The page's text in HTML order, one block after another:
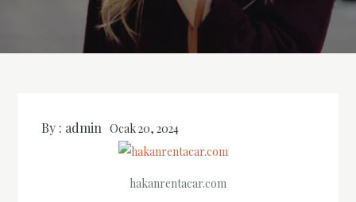
By : admin Ocak 20, 2024
hakanrentacar.com